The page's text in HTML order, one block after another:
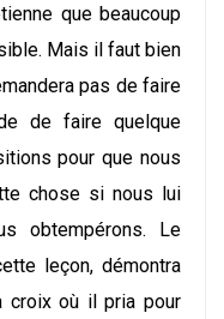
que beaucoup
Mais il faut bien
pas de faire
de faire quelque
pour que nous
chose si nous lui
obtempérons. Le
leçon, démontra
croix où il pria pour